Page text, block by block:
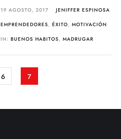
19 AGOSTO, 2017
JENIFFER ESPINOSA
EMPRENDEDORES,ÉXITO,MOTIVACIÓN
IN:BUENOS HABITOS,MADRUGAR
6 7